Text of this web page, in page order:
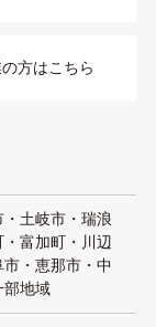
方はこちら
土岐市・瑞浪
富加町・川辺
・恵那市・中
部地域